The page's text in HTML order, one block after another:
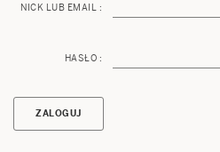
NICK LUB EMAIL :
HASŁO :